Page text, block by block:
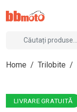
Home / Trilobite /
LIVRARE GRATUITĂ